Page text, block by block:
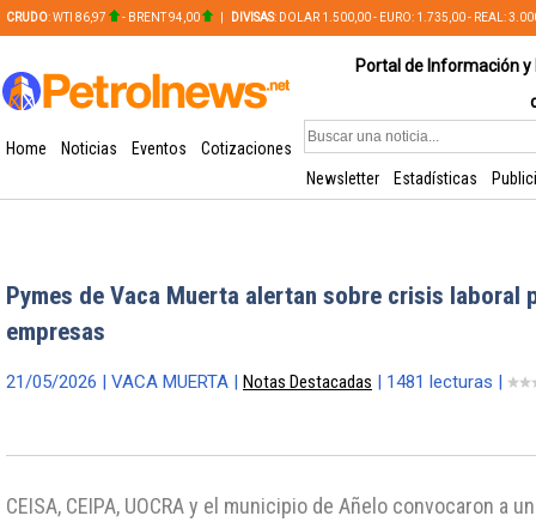
CRUDO: WTI 86,97 - BRENT 94,00 DIVISAS: DOLAR 1.500,00 - EURO: 1.735,00 - REAL:
Portal de Información
Home Noticias Eventos
Cotizaciones
Newsletter
Estadísticas
Pymes de Vaca Muerta alertan sobre crisis laboral
empresas
21/05/2026 | VACA MUERTA | Notas Destacadas | 1481 lecturas |
CEISA, CEIPA, UOCRA y el municipio de Añelo convocaron a